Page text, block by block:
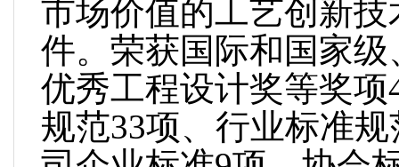
市场价值的工艺创新
件。荣获国际和国家
优秀工程设计奖等奖
规范33项、行业标准